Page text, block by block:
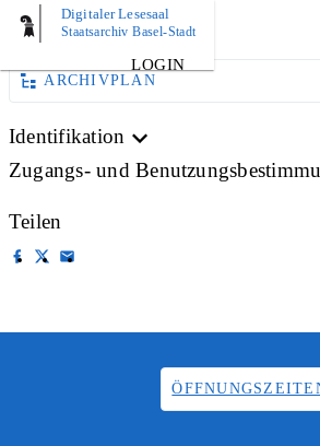
Digitaler Lesesaal
Staatsarchiv Basel-Stadt
LOGIN
AKTE
ARCHIVPLAN
Identifikation
Zugangs- und
Teilen